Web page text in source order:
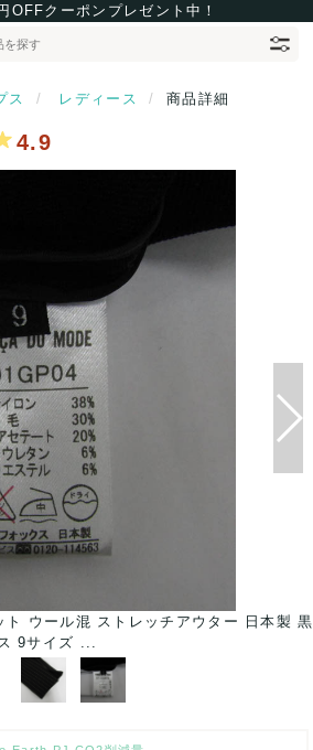
クーポンプレゼント中！
ス レディース 商品詳細
4.9
ウール混 ストレッチアウター 日本製 黒
9サイズ ...